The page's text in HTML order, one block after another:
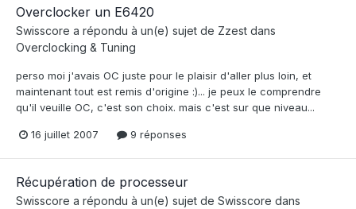
Overclocker un E6420
Swisscore a répondu à un(e) sujet de Zzest dans
Overclocking & Tuning
perso moi j'avais OC juste pour le plaisir d'aller plus loin, et
maintenant tout est remis d'origine :)... je peux le comprendre
qu'il veuille OC, c'est son choix. mais c'est sur que niveau...
16 juillet 2007 9 réponses
Récupération de processeur
Swisscore a répondu à un(e) sujet de Swisscore dans